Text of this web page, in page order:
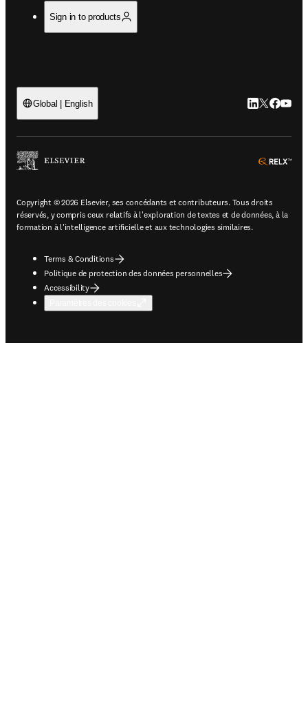
Sign in to products
Global | English LinkedIn
Twitter
Copyright © 2026 Elsevier, ses concédants et contributeurs. Tous droits
réservés, y compris ceux relatifs à l'exploration de textes et de données, à la
formation à l'intelligence artificielle et aux technologies similaires.
Terms & Conditions
Politique de protection des données personnelles
Accessibility